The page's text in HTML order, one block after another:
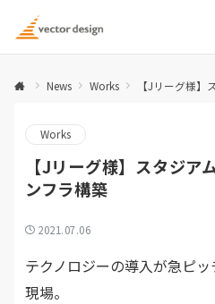
News Works 【Jリーグ様】ス
Works
【Jリーグ様】スタジア
ンフラ構築
2021.07.06
テクノロジーの導入が急ピ
現場。